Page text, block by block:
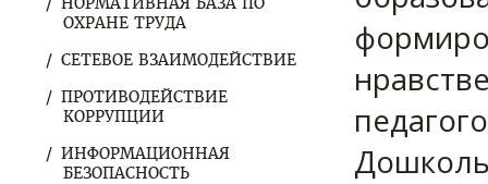
ОХРАНЕ ТРУДА
СЕТЕВОЕ ВЗАИМОДЕЙСТВИЕ
ПРОТИВОДЕЙСТВИЕ
КОРРУПЦИИ
ИНФОРМАЦИОННАЯ
БЕЗОПАСНОСТЬ